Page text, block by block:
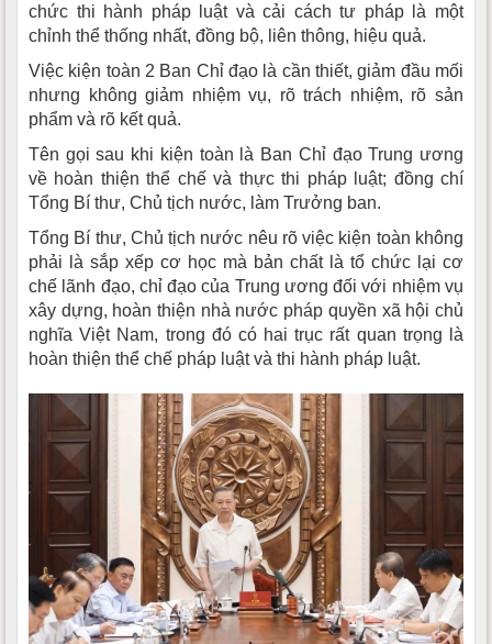
chức thi hành pháp luật và cải cách tư pháp là một
chỉnh thể thống nhất, đồng bộ, liên thông, hiệu quả.
Việc kiện toàn 2 Ban Chỉ đạo là cần thiết, giảm đầu mối
nhưng không giảm nhiệm vụ, rõ trách nhiệm, rõ sản
phẩm và rõ kết quả.
Tên gọi sau khi kiện toàn là Ban Chỉ đạo Trung ương
về hoàn thiện thể chế và thực thi pháp luật; đồng chí
Tổng Bí thư, Chủ tịch nước, làm Trưởng ban.
Tổng Bí thư, Chủ tịch nước nêu rõ việc kiện toàn không
phải là sắp xếp cơ học mà bản chất là tổ chức lại cơ
chế lãnh đạo, chỉ đạo của Trung ương đối với nhiệm vụ
xây dựng, hoàn thiện nhà nước pháp quyền xã hội chủ
nghĩa Việt Nam, trong đó có hai trục rất quan trọng là
hoàn thiện thể chế pháp luật và thi hành pháp luật.